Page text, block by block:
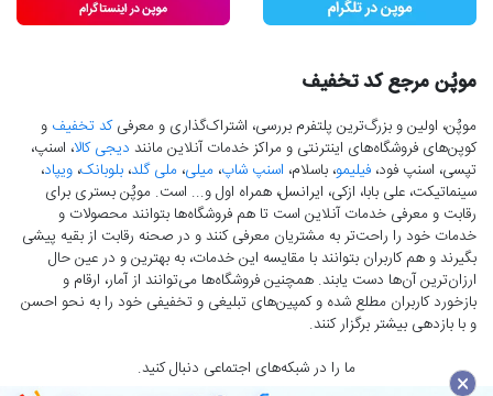
موپُن مرجع کد تخفیف
موپُن، اولین و بزرگ‌ترین پلتفرم بررسی، اشتراک‌گذاری و معرفیکد تخفیف و
کوپن‌های فروشگاه‌های اینترنتی و مراکز خدمات آنلاین مانند دیجی کالا، اسنپ،
تپسی، اسنپ فود، فیلیمو، باسلام، اسنپ شاپ، میلی، ملی گلد، بلوبانک، ویپاد،
سینماتیکت، علی بابا، ازکی، ایرانسل، همراه اول و... است. موپُن بستری برای
رقابت و معرفی خدمات آنلاین است تا هم فروشگاه‌ها بتوانند محصولات و
خدمات خود را راحت‌تر به مشتریان معرفی کنند و در صحنه رقابت از بقیه پیشی
بگیرند و هم کاربران بتوانند با مقایسه این خدمات، به بهترین و در عین حال
ارزان‌ترین آن‌ها دست‌ یابند. همچنین فروشگاه‌ها می‌توانند از آمار، ارقام و
بازخورد کاربران مطلع شده و کمپین‌های تبلیغی و تخفیفی خود را به نحو احسن
و با بازدهی بیشتر برگزار کنند.
ما را در شبکه‌های اجتماعی دنبال کنید.
×